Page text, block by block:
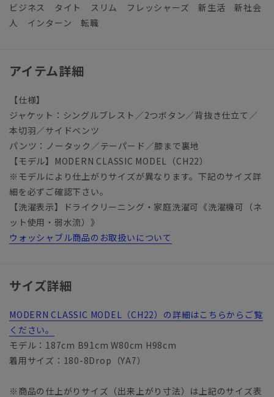
ビジネス タイト スリム フレッシャーズ 新生活 新社会
人 インターン 転職
アイテム詳細
【仕様】
ジャケット：シングルブレスト／2つボタン／背抜き仕立て／
本切羽／サイドベンツ
パンツ：ノータック／テーパード／膝まで裏地
【モデル】MODERN CLASSIC MODEL（CH22）
※モデルにより仕上がりサイズが異なります。下記のサイズ詳
細を必ずご確認下さい。
【洗濯表示】ドライクリーニング・家庭洗濯可《洗濯機可（ネ
ット使用・弱水流）》
ウォッシャブル商品のお取扱いについて
サイズ詳細
MODERN CLASSIC MODEL（CH22）の詳細はこちらからご覧
ください。
モデル：187cm B91cm W80cm H98cm
着用サイズ：180-8Drop（YA7）
※商品の仕上がりサイズ（出来上がり寸法）は上記のサイズ表